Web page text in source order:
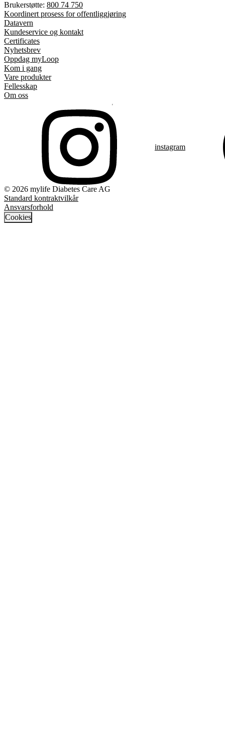
Brukerstøtte: 800 74 750
Koordinert prosess for offentliggjøring
Datavern
Kundeservice og kontakt
Certificates
Nyhetsbrev
Oppdag myLoop
Kom i gang
Vare produkter
Fellesskap
Om oss
instagram
© 2026 mylife Diabetes Care AG
Standard kontraktvilkår
Ansvarsforhold
Cookies